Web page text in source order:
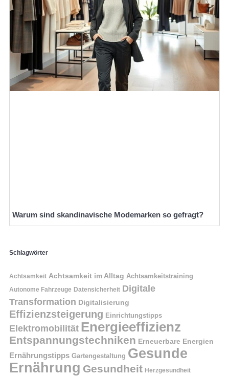
Warum sind skandinavische Modemarken so gefragt?
Schlagwörter
Achtsamkeit Achtsamkeit im Alltag Achtsamkeitstraining
Autonome Fahrzeuge Datensicherheit Digitale
Transformation Digitalisierung
Effizienzsteigerung Einrichtungstipps
Elektromobilität Energieeffizienz
Entspannungstechniken Erneuerbare Energien
Ernährungstipps Gartengestaltung Gesunde
Ernährung Gesundheit Herzgesundheit